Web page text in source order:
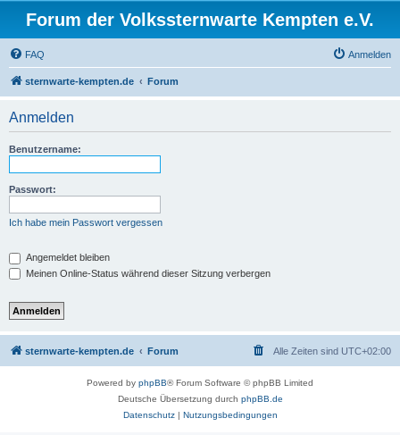
Forum der Volkssternwarte Kempten e.V.
FAQ Anmelden
sternwarte-kempten.de Forum
Anmelden
Benutzername:
Passwort:
Ich habe mein Passwort vergessen
Angemeldet bleiben
Meinen Online-Status während dieser Sitzung verbergen
sternwarte-kempten.de Forum Alle Zeiten sind UTC+02:00
Powered by phpBB® Forum Software © phpBB Limited
Deutsche Übersetzung durch phpBB.de
Datenschutz| Nutzungsbedingungen